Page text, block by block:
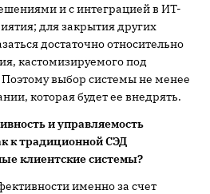
и с интеграцией в ИТ-
для закрытия других
достаточно относительно
кастомизируемого под
Поэтому выбор системы не менее
которая будет ее внедрять.
и управляемость
к традиционной СЭД
клиентские системы?
именно за счет